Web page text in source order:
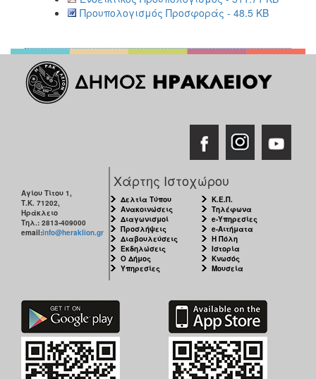
Προυπολογισμός Προσφοράς - 48.5 KB
Αγίου Τίτου 1,
Τ.Κ. 71202,
Ηράκλειο
Τηλ.: 2813-409000
email:info@heraklion.gr
Χάρτης Ιστοχώρου
Δελτία Τύπου
Ανακοινώσεις
Διαγωνισμοί
Προσλήψεις
Διαβουλεύσεις
Εκδηλώσεις
Ο Δήμος
Υπηρεσίες
Κ.Ε.Π.
Τηλέφωνα
e-Υπηρεσίες
e-Αιτήματα
Η Πόλη
Ιστορία
Κνωσός
Μουσεία